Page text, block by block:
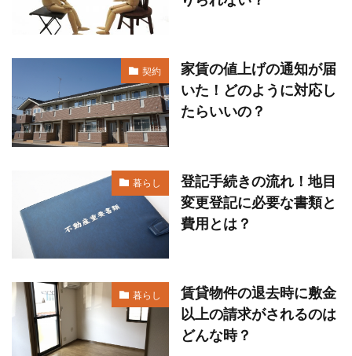
契約
家賃の値上げの通知が届
いた！どのように対応し
たらいいの？
暮らし
登記手続きの流れ！地目
変更登記に必要な書類と
費用とは？
暮らし
賃貸物件の退去時に敷金
以上の請求がされるのは
どんな時？